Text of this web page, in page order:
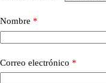
Nombre *
Correo electrónico *